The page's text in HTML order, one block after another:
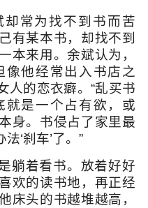
常为找不到书而苦
有某本书，却找不到
本来用。余斌认为，
他经常出入书店之
人的恋衣癖。“乱买书
就是一个占有欲，或
身。书侵占了家里最
‘刹车’了。”
着看书。放着好好
欢的读书地，再正经
床头的书越堆越高，